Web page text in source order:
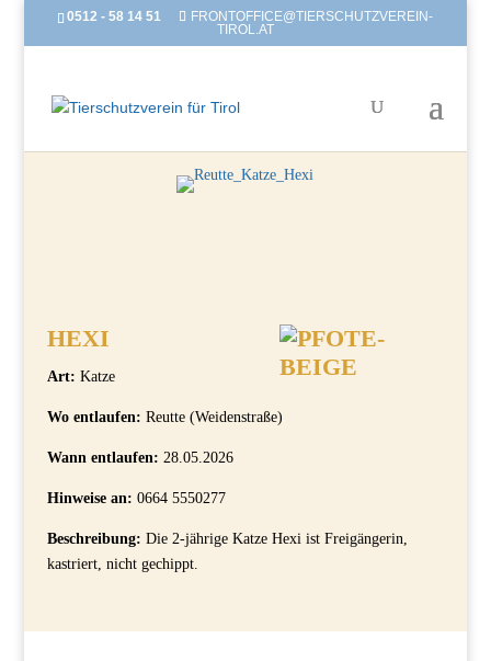
0512 - 58 14 51
FRONTOFFICE@TIERSCHUTZVEREIN-
TIROL.AT
HEXI
Art: Katze
Wo entlaufen: Reutte (Weidenstraße)
Wann entlaufen: 28.05.2026
Hinweise an: 0664 5550277
Beschreibung: Die 2-jährige Katze Hexi ist Freigängerin,
kastriert, nicht gechippt.